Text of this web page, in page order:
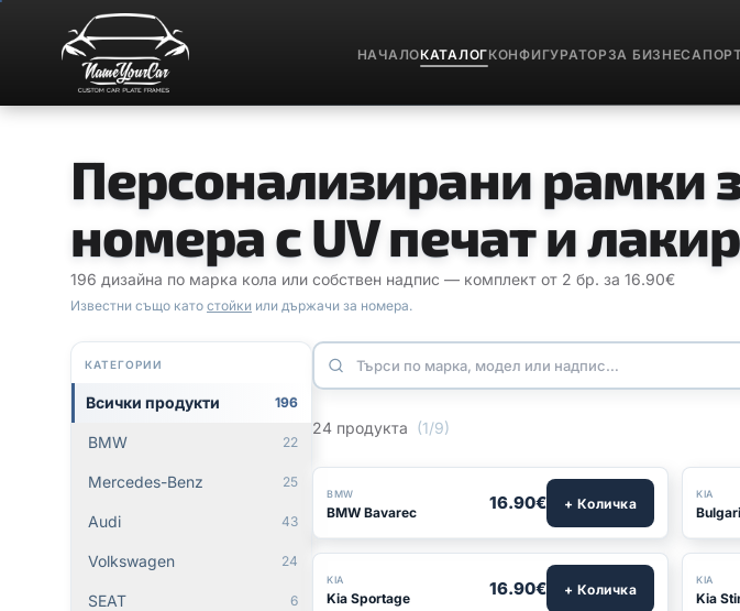
НАЧАЛОКАТАЛОГКОНФИГУРАТОР ЗА БИЗНЕСА
Персонализирани рамки
номера с UV печат и
196 дизайна по марка кола или собствен надпис — комплект от 2 бр. за 16.90€
Известни също като стойки или държачи за номера.
КАТЕГОРИИ
Всички продукти 196
BMW 22
Mercedes-Benz 25
Audi 43
Volkswagen 24
SEAT 6
24 продукта (1/9)
BMW
BMW Bavarec 16.90€ + Количка
KIA
KIA
Kia Sportage 16.90€ + Количка
KIA
Kia